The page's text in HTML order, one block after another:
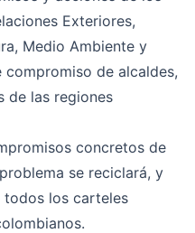
Exteriores,
Medio Ambiente y
compromiso de alcaldes,
de las regiones
concretos de
se reciclará, y
todos los carteles